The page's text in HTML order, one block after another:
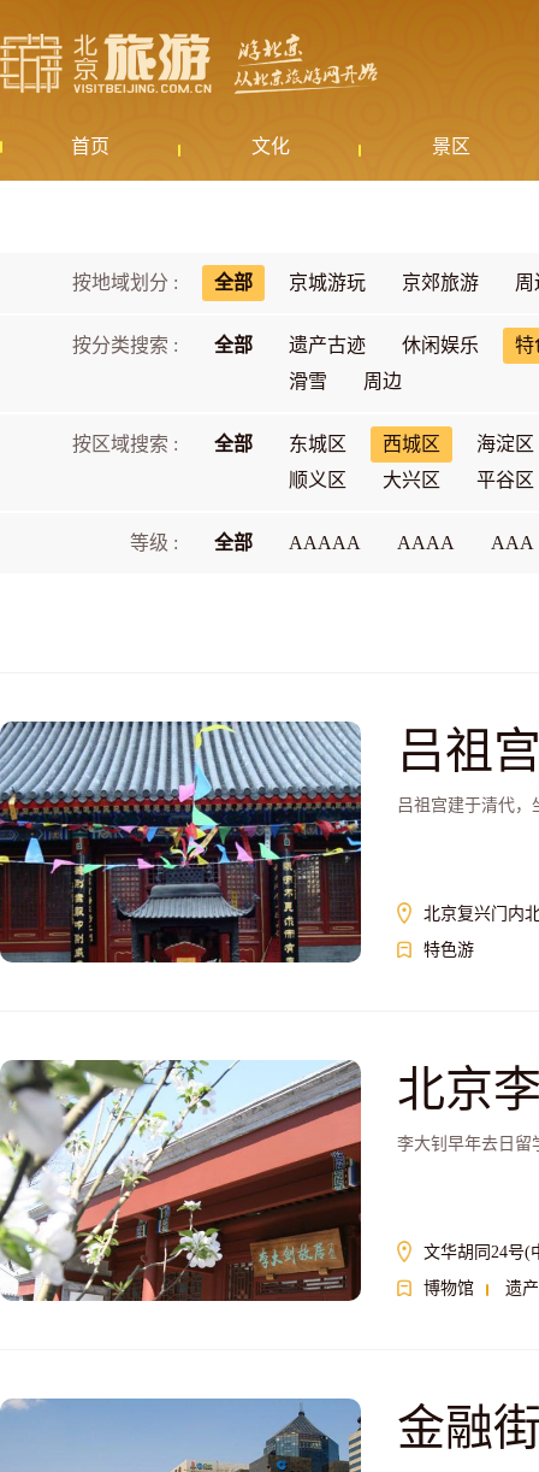
首页 文化 景区
按地域划分 : 全部 京城游玩 京郊旅游 周
按分类搜索 : 全部 遗产古迹 休闲娱乐
特
滑雪
周边
按区域搜索 : 全部 东城区 西城区
海淀区
顺义区
大兴区 平谷区
等级 : 全部 AAAAA AAAA AAA
吕祖
吕祖宫建于清代，
北京复兴门内
特色游
北京
李大钊早年去日留
文华胡同24号(
博物馆
遗
金融